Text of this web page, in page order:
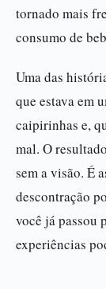
tornado mais
consumo de
Uma das
que estava em
caipirinhas e,
mal. O
sem a visão. É
descontração
você já passou
experiências